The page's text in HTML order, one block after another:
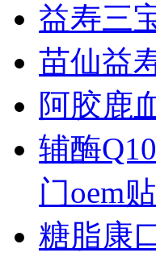
益寿三
苗仙益
阿胶鹿
辅酶
门oem
糖脂康